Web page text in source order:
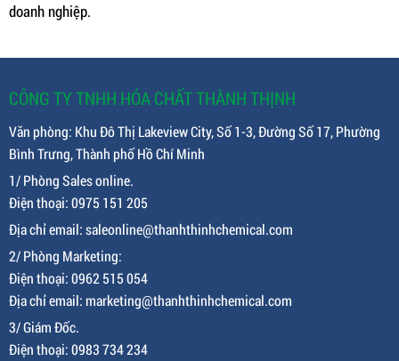
doanh nghiệp.
CÔNG TY TNHH HÓA CHẤT THÀNH THỊNH
Văn phòng: Khu Đô Thị Lakeview City, Số 1-3, Đường Số 17, Phường
Bình Trưng, Thành phố Hồ Chí Minh
1/ Phòng Sales online.
Điện thoại: 0975 151 205
Địa chỉ email: saleonline@thanhthinhchemical.com
2/ Phòng Marketing:
Điện thoại: 0962 515 054
Địa chỉ email: marketing@thanhthinhchemical.com
3/ Giám Đốc.
Điện thoại: 0983 734 234